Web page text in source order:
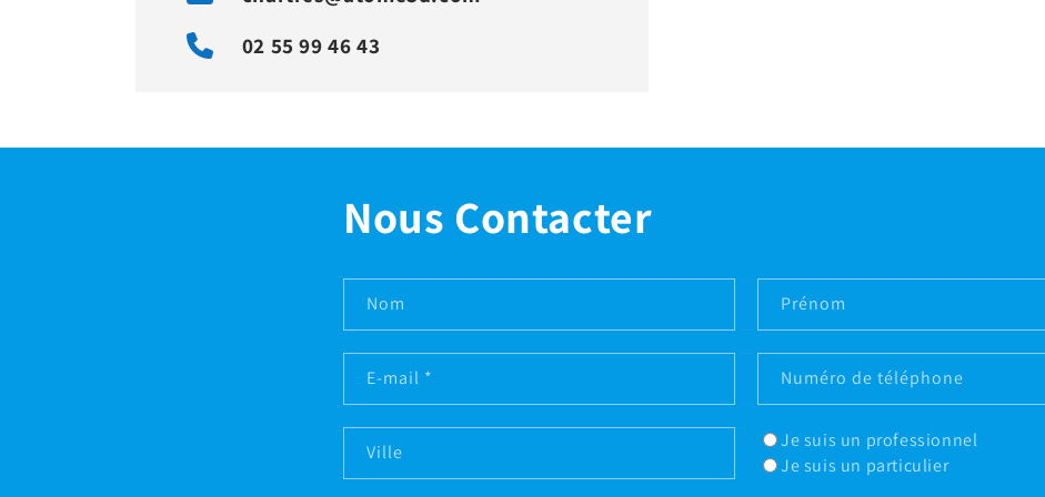
02 55 99 46 43
Nous Contacter
Nom Prénom
E-mail * Numéro de téléphone
Ville
Je suis un professionnel
Je suis un particulier